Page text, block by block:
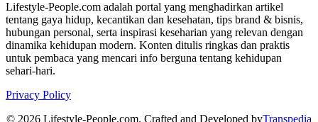
Lifestyle-People.com adalah portal yang menghadirkan artikel
tentang gaya hidup, kecantikan dan kesehatan, tips brand & bisnis,
hubungan personal, serta inspirasi keseharian yang relevan dengan
dinamika kehidupan modern. Konten ditulis ringkas dan praktis
untuk pembaca yang mencari info berguna tentang kehidupan
sehari-hari.
Privacy Policy
© 2026 Lifestyle-People.com. Crafted and Developed byTranspedia